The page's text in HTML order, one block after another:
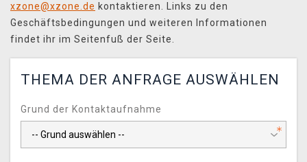
XZONE CLUB
xzone@xzone.de kontaktieren. Links zu den
Geschäftsbedingungen und weiteren Informationen
findet ihr im Seitenfuß der Seite.
THEMA DER ANFRAGE AUSWÄHLEN
Grund der Kontaktaufnahme